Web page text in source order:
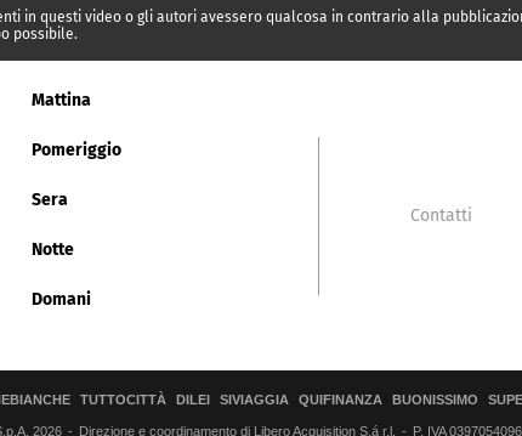
in questi video o gli autori avessero qualcosa in contrario alla
possibile.
Mattina
Pomeriggio
Sera
Notte
Domani
Contatti
TUTTOCITTÀ DILEI SIVIAGGIA QUIFINANZA BUONISSIMO
2026 Direzione e coordinamento di Libero Acquisition S.á r.l. P. IVA